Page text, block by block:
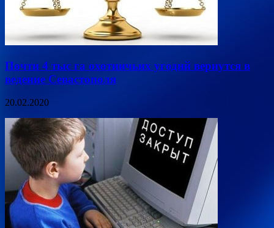
Почти 4 тыс га охотничьих угодий вернутся в
ведение Севастополя
20.02.2020